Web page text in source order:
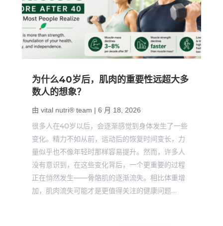
为什么40岁后，肌肉的重要性远超大多
数人的想象？
由 vital nutri® team | 6 月 18, 2026
很多人在40岁以后，会逐渐感觉到身体发生了一些
变化。精力不如从前，运动后的恢复时间变长，力
量似乎也不像年轻时那样容易提升。然而，许多人
没有意识到，在这些变化背后，一个更重要的过程
正在悄然发生——骨骼肌的逐渐流失。相比体重增
加，肌肉流失可能才是更值得关注的健康问题…